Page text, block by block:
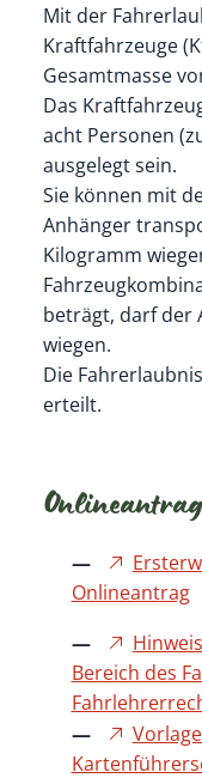
Mit der
Kraftfahrzeuge
Gesamtmasse
Das
acht Personen
ausgelegt sein.
Sie können mit
Anhänger
Kilogramm
beträgt, darf der
wiegen.
Die
erteilt.
Onlineantrag
Bereich des